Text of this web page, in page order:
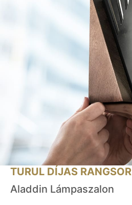
TURUL DÍJAS RANGSOR
Aladdin Lámpaszalon